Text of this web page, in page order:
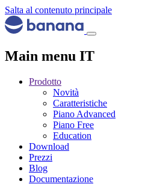
Salta al contenuto principale
Main menu IT
Prodotto
Novità
Caratteristiche
Piano Advanced
Piano Free
Education
Download
Prezzi
Blog
Documentazione